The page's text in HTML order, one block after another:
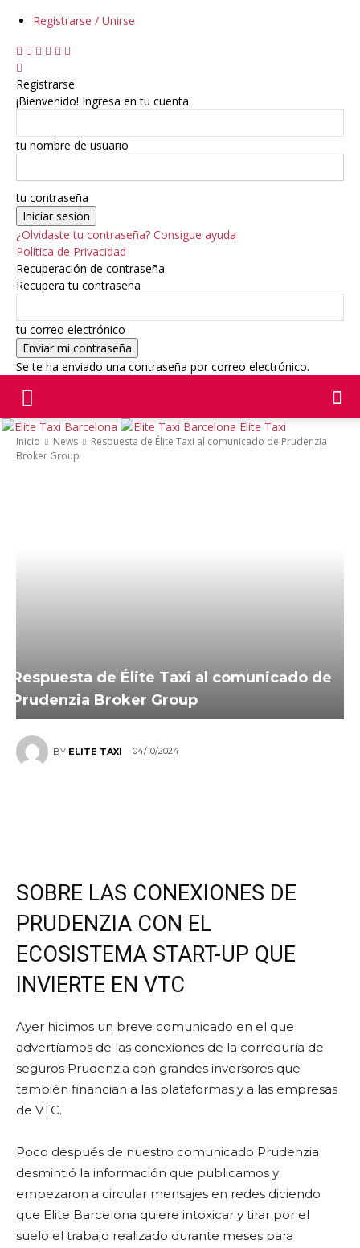
Registrarse / Unirse
Registrarse
¡Bienvenido! Ingresa en tu cuenta
tu nombre de usuario
tu contraseña
¿Olvidaste tu contraseña? Consigue ayuda
Política de Privacidad
Recuperación de contraseña
Recupera tu contraseña
tu correo electrónico
Se te ha enviado una contraseña por correo electrónico.
Elite Taxi
Inicio News
Respuesta de Élite Taxi al comunicado de Prudenzia
Broker Group
Respuesta de Élite Taxi al comunicado de
Prudenzia Broker Group
BY ELITE TAXI 04/10/2024
SOBRE LAS CONEXIONES DE
PRUDENZIA CON EL
ECOSISTEMA START-UP QUE
INVIERTE EN VTC
Ayer hicimos un breve comunicado en el que
advertíamos de las conexiones de la correduría de
seguros Prudenzia con grandes inversores que
también financian a las plataformas y a las empresas
de VTC.
Poco después de nuestro comunicado Prudenzia
desmintió la información que publicamos y
empezaron a circular mensajes en redes diciendo
que Elite Barcelona quiere intoxicar y tirar por el
suelo el trabajo realizado durante meses para